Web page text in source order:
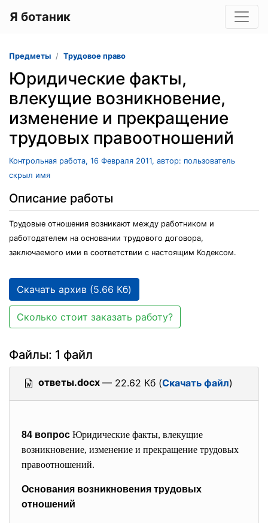
Я ботаник
Предметы Трудовое право
Юридические факты,
влекущие возникновение,
изменение и прекращение
трудовых правоотношений
Контрольная работа, 16 Февраля 2011, автор: пользователь
скрыл имя
Описание работы
Трудовые отношения возникают между работником и
работодателем на основании трудового договора,
заключаемого ими в соответствии с настоящим Кодексом.
Скачать архив (5.66 Кб)
Сколько стоит заказать работу?
Файлы: 1 файл
ответы.docx — 22.62 Кб (Скачать файл)
84 вопрос Юридические факты, влекущие
возникновение, изменение и прекращение трудовых
правоотношений.
Основания возникновения трудовых
отношений